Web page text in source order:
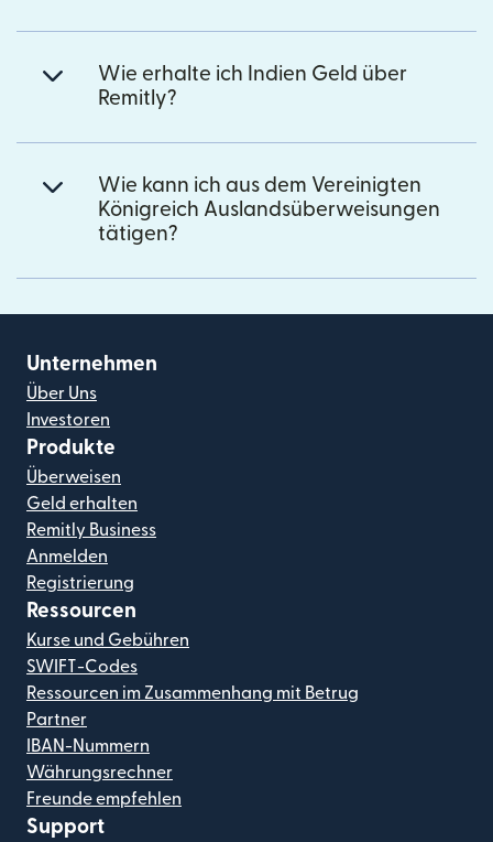
Wie erhalte ich Indien Geld über
Remitly?
Wie kann ich aus dem Vereinigten
Königreich Auslandsüberweisungen
tätigen?
Unternehmen
Über Uns
Investoren
Produkte
Überweisen
Geld erhalten
Remitly Business
Anmelden
Registrierung
Ressourcen
Kurse und Gebühren
SWIFT-Codes
Ressourcen im Zusammenhang mit Betrug
Partner
IBAN-Nummern
Währungsrechner
Freunde empfehlen
Support